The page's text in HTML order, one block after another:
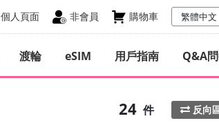
個人頁面 非會員 購物車
渡輪 eSIM 用戶指南 Q&A
24 件 反向